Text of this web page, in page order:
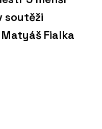
soutěži
Fialka